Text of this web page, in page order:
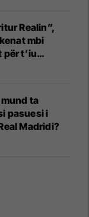
Realin”,
mbi
për t’iu
ta
pasuesi i
Madridi?